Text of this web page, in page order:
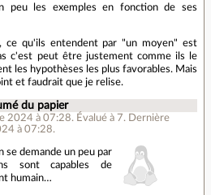
peu les exemples en fonction de ses
ce qu'ils entendent par "un moyen" est
c'est peut être justement comme ils le
les hypothèses les plus favorables. Mais
et faudrait que je relise.
du papier
2024 à 07:28. Évalué à7. Dernière
à 07:28.
se demande un peu par
sont capables de
humain…